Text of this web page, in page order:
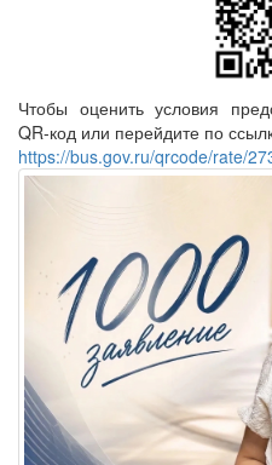
Чтобы оценить условия
QR-код или перейдите по
https://bus.gov.ru/qrcode/rate/